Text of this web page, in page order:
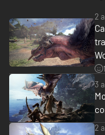
commissione di ricerca, i
verso il nuovo continente
A bordo della Quinta flotta,
Magdaros, incontriamo il
sta per imbarcarsi nel più
ECOSISTEMA
2
1
3
2